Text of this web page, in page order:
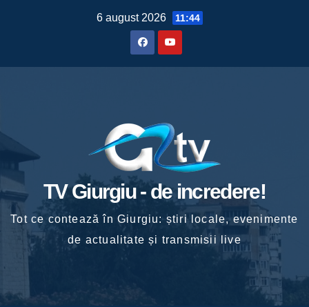
6 august 2026 11:44
TV Giurgiu - de incredere!
Tot ce contează în Giurgiu: știri locale, evenimente
de actualitate și transmisii live